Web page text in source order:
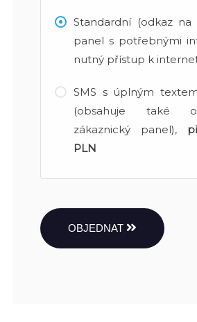
Standardní (odkaz na
panel s potřebnými
nutný přístup k
SMS s úplným
(obsahuje také
zákaznický panel),
PLN
OBJEDNAT